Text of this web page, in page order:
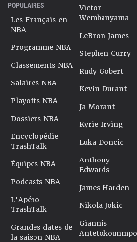
POPULAIRES
Les Français en
NBA
Programme NBA
Classements NBA
Salaires NBA
Playoffs NBA
Dossiers NBA
Encyclopédie
TrashTalk
Équipes NBA
Podcasts NBA
L'Apéro
TrashTalk
Grandes dates de
la saison NBA
Victor
Wembanyama
LeBron James
Stephen Curry
Rudy Gobert
Kevin Durant
Ja Morant
Kyrie Irving
Luka Doncic
Anthony
Edwards
James Harden
Nikola Jokic
Giannis
Antetokounmpo